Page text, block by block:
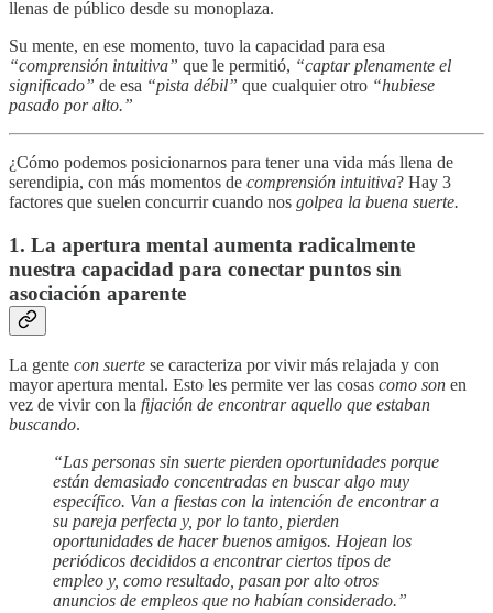
llenas de público desde su monoplaza.
Su mente, en ese momento, tuvo la capacidad para esa
“comprensión intuitiva” que le permitió, “captar plenamente el
significado” de esa “pista débil” que cualquier otro “hubiese
pasado por alto.”
¿Cómo podemos posicionarnos para tener una vida más llena de
serendipia, con más momentos de comprensión intuitiva? Hay 3
factores que suelen concurrir cuando nos golpea la buena suerte.
1. La apertura mental aumenta radicalmente
nuestra capacidad para conectar puntos sin
asociación aparente
La gente con suerte se caracteriza por vivir más relajada y con
mayor apertura mental. Esto les permite ver las cosas como son en
vez de vivir con la fijación de encontrar aquello que estaban
buscando.
“Las personas sin suerte pierden oportunidades porque
están demasiado concentradas en buscar algo muy
específico. Van a fiestas con la intención de encontrar a
su pareja perfecta y, por lo tanto, pierden
oportunidades de hacer buenos amigos. Hojean los
periódicos decididos a encontrar ciertos tipos de
empleo y, como resultado, pasan por alto otros
anuncios de empleos que no habían considerado.”